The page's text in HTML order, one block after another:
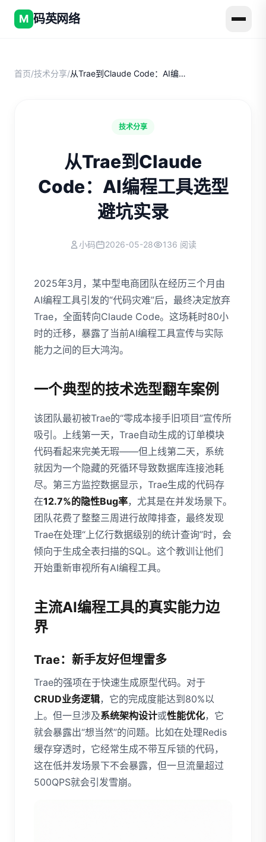
M 码英网络
首页/技术分享/ 从Trae到Claude Code：AI编程工具选型避坑实录
技术分享
从Trae到Claude
Code：AI编程工具选型
避坑实录
小码 2026-05-28 136 阅读
2025年3月，某中型电商团队在经历三个月由
AI编程工具引发的“代码灾难”后，最终决定放弃
Trae，全面转向Claude Code。这场耗时80小
时的迁移，暴露了当前AI编程工具宣传与实际
能力之间的巨大鸿沟。
一个典型的技术选型翻车案例
该团队最初被Trae的“零成本接手旧项目”宣传所
吸引。上线第一天，Trae自动生成的订单模块
代码看起来完美无瑕——但上线第二天，系统
就因为一个隐藏的死循环导致数据库连接池耗
尽。第三方监控数据显示，Trae生成的代码存
在12.7%的隐性Bug率，尤其是在并发场景下。
团队花费了整整三周进行故障排查，最终发现
Trae在处理“上亿行数据级别的统计查询”时，会
倾向于生成全表扫描的SQL。这个教训让他们
开始重新审视所有AI编程工具。
主流AI编程工具的真实能力边
界
Trae：新手友好但埋雷多
Trae的强项在于快速生成原型代码。对于
CRUD业务逻辑，它的完成度能达到80%以
上。但一旦涉及系统架构设计或性能优化，它
就会暴露出“想当然”的问题。比如在处理Redis
缓存穿透时，它经常生成不带互斥锁的代码，
这在低并发场景下不会暴露，但一旦流量超过
500QPS就会引发雪崩。